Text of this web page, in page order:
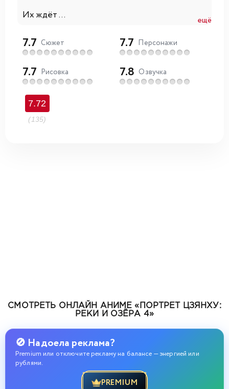
Их ждёт ...
ещё
7.7 Сюжет 7.7 Персонажи
7.7 Рисовка 7.8 Озвучка
7.72
(135)
СМОТРЕТЬ ОНЛАЙН АНИМЕ «ПОРТРЕТ ЦЗЯНХУ:
РЕКИ И ОЗЁРА 4»
🚫 Надоела реклама?
Premium или отключите рекламу на балансе — энергией или
рублями.
PREMIUM